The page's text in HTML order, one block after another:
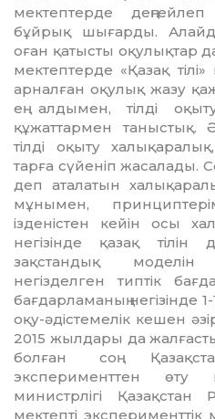
мектептерде
бұйрық шығарды.
оған қатысты оқулықтар
мектеп­терде «Қазақ тілі»
арналған оқулық жазу
ең ал­ды­мен, тілді
құжаттармен таныстық.
тілді оқыту
тарға сүйеніп жасалады.
деп аталатын
мұнымен,
ізденістен кейін осы
негізінде қазақ тілін
зақстандық
негізделген типтік
бағдарламаның негізінде
оқу-әдістемелік кешен
2015 жылдары да
бо­лған соң
эксперименттен өту
министрлігі Қазақстан
мектепті эксперименттік